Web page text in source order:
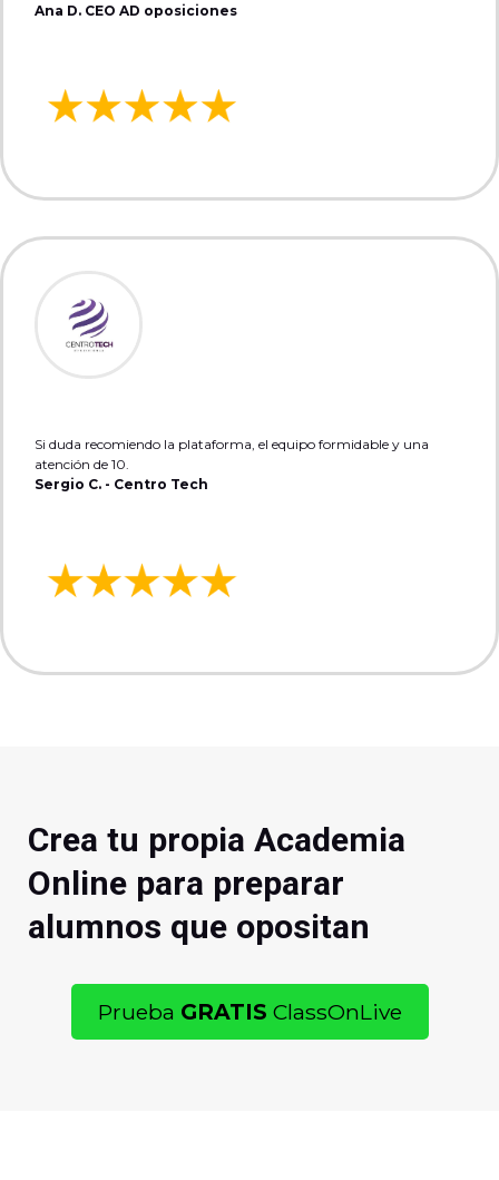
Ana D. CEO AD oposiciones
Si duda recomiendo la plataforma, el equipo formidable y una
atención de 10.
Sergio C. - Centro Tech
Crea tu propia Academia
Online para preparar
alumnos que opositan
Prueba GRATIS ClassOnLive